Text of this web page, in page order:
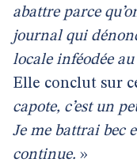
abattre parce
journal qui
locale inféodée
Elle conclut sur
capote, c’est un
Je me battrai bec
continue. »